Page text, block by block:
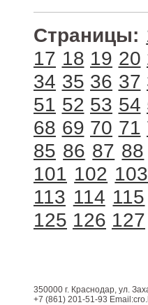
Страницы:
17 18 19 20
34 35 36 37
51 52 53 54
68 69 70 71
85 86 87 88
101 102 103
113 114 115
125 126 127
350000 г. Краснодар, ул.
+7 (861) 201-51-93